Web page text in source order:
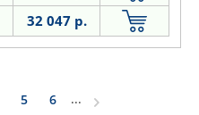
32 047 р.
5 6 ...